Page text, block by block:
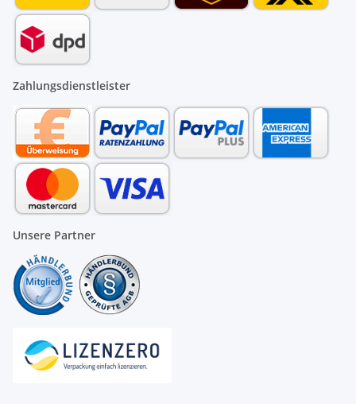
Zahlungsdienstleister
Unsere Partner